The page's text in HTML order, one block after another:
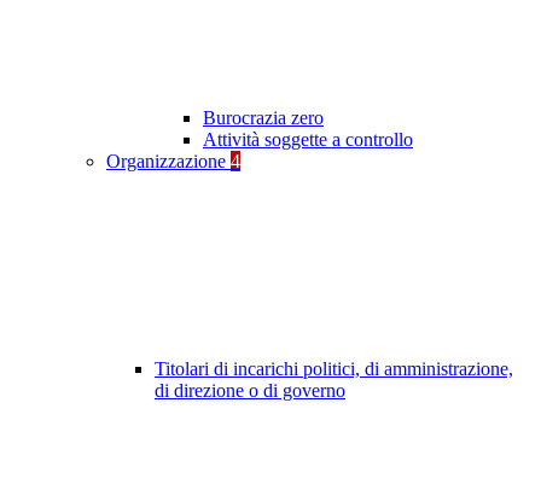
Burocrazia zero
Attività soggette a controllo
Organizzazione 4
Titolari di incarichi politici, di amministrazione,
di direzione o di governo